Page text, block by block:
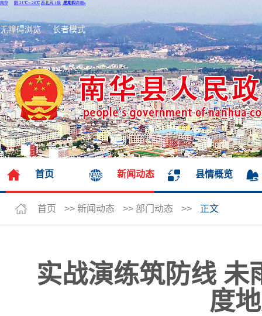
无障碍浏览 长者模式
首页 新闻动态 县情概览
首页 >> 新闻动态 >> 部门动态 >> 正文
实战演练筑防线
度